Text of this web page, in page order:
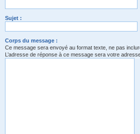
Sujet :
Corps du message :
Ce message sera envoyé au format texte, ne pas
L’adresse de réponse à ce message sera votre